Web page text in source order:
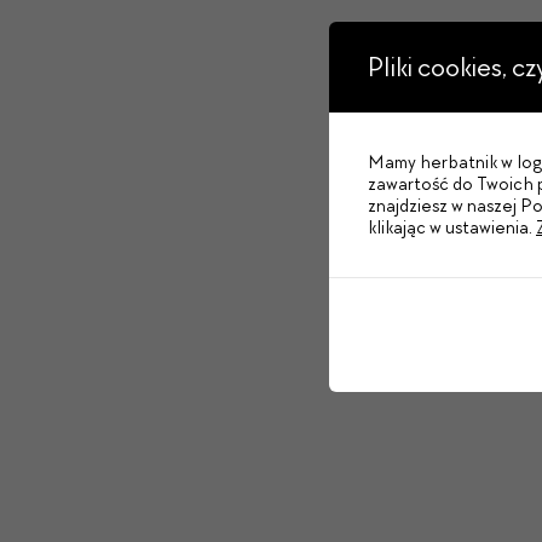
Pliki cookies,
Mamy herbatnik w
zawartość do Twoich
znajdziesz w naszej
klikając w ustawienia.